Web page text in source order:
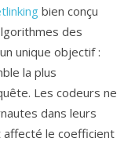
bien conçu
des
unique objectif :
la plus
Les codeurs ne
dans leurs
affecté le coefficient